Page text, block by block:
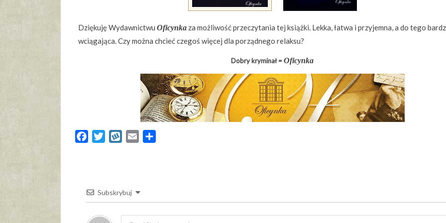
Dziękuję Wydawnictwu Oficynka za możliwość przeczytania tej książki. Lekka, łatwa i przyjemna, a do tego
wciągająca. Czy można chcieć czegoś więcej dla porządnego relaksu?
Dobry kryminał = Oficynka
FacebookTwitterWykopEmail
Subskrybuj